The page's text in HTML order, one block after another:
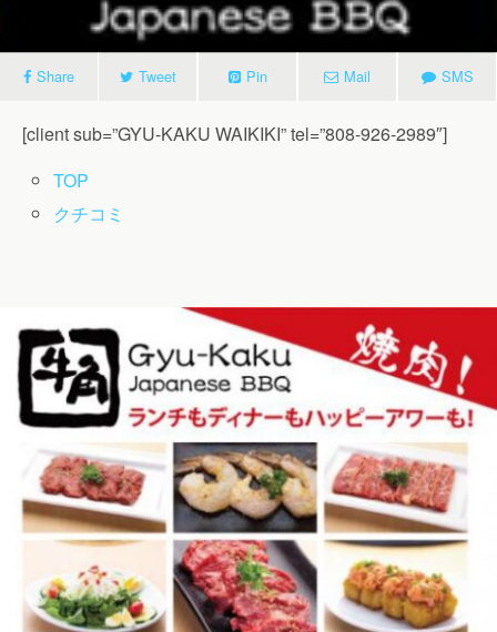
Share Tweet Pin Mail SMS
[client sub=”GYU-KAKU WAIKIKI” tel=”808-926-2989″]
TOP
クチコミ